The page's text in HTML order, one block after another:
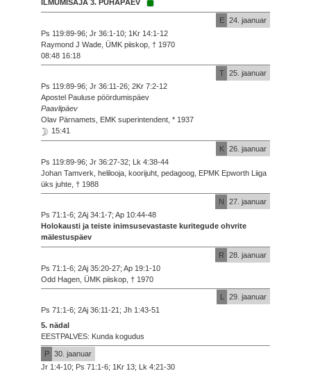
ILMUMISAJA 3. PÜHAPÄEV
E 24. jaanuar
Ps 119:89-96; Jr 36:1-10; 1Kr 14:1-12
Raymond J Wade, ÜMK piiskop, † 1970
08:48 16:18
T 25. jaanuar
Ps 119:89-96; Jr 36:11-26; 2Kr 7:2-12
Apostel Pauluse pöördumispäev
Paavlipäev
Olav Pärnamets, EMK superintendent, * 1937
15:41
K 26. jaanuar
Ps 119:89-96; Jr 36:27-32; Lk 4:38-44
Johan Tamverk, helilooja, koorijuht, pedagoog, EPMK Epworth Liiga
üks juhte, † 1988
N
27. jaanuar
Ps 71:1-6; 2Aj 34:1-7; Ap 10:44-48
Holokausti ja teiste inimsusevastaste kuritegude ohvrite
mälestuspäev
R
28. jaanuar
Ps 71:1-6; 2Aj 35:20-27; Ap 19:1-10
Odd Hagen, ÜMK piiskop, † 1970
L 29. jaanuar
Ps 71:1-6; 2Aj 36:11-21; Jh 1:43-51
5. nädal
EESTPALVES: Kunda kogudus
P
30. jaanuar
Jr 1:4-10; Ps 71:1-6; 1Kr 13; Lk 4:21-30